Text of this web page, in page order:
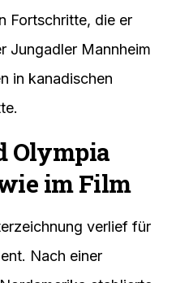
Fortschritte, die er
Jungadler Mannheim
in kanadischen
Olympia
im Film
verlief für
Nach einer